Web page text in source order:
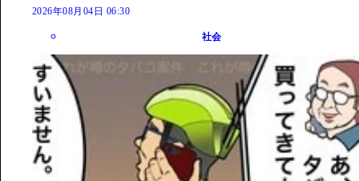
2026年08月04日 06:30
社会